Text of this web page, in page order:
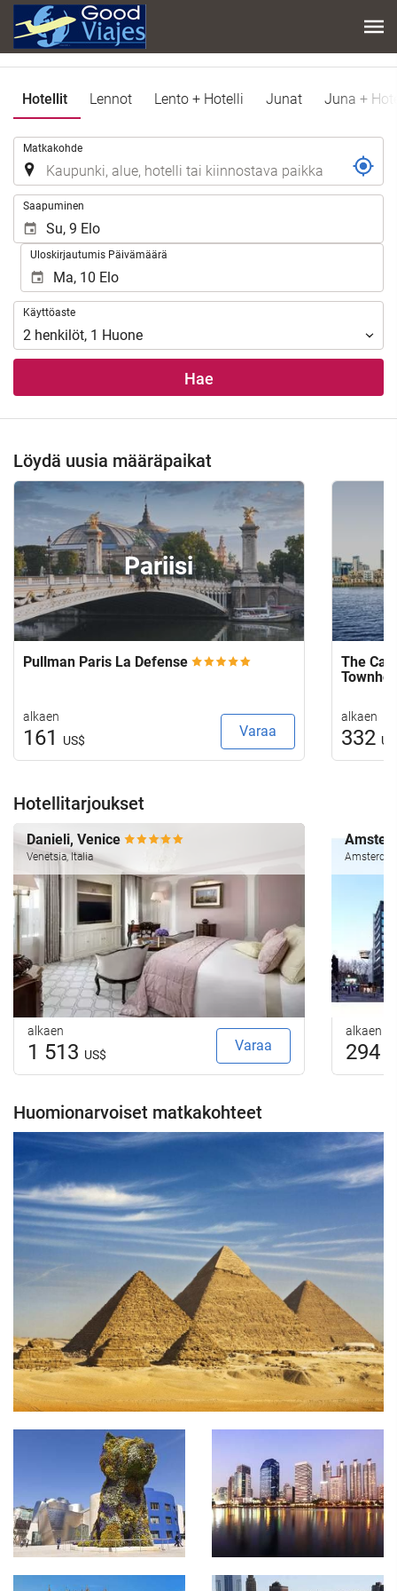
Hotellit Lennot Lento + Hotelli Junat Juna +
Matkakohde
Saapuminen
Uloskirjautumis Päivämäärä
Käyttöaste
Käyttöaste
2 henkilöt, 1 Huone
Hae
Löydä uusia määräpaikat
Pariisi
Pullman Paris La Defense
alkaen
161 US$
Varaa
The
alkaen
332
Hotellitarjoukset
Danieli, Venice
Venetsia, Italia
alkaen
1 513 US$
Varaa
alkaen
294
Huomionarvoiset matkakohteet